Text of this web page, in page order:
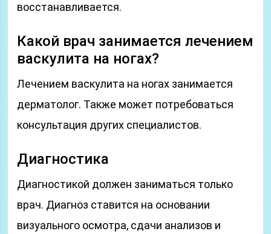
восстанавливается.
Какой врач занимается лечением
васкулита на ногах?
Лечением васкулита на ногах занимается
дерматолог. Также может потребоваться
консультация других специалистов.
Диагностика
Диагностикой должен заниматься только
врач. Диагноз ставится на основании
визуального осмотра, сдачи анализов и